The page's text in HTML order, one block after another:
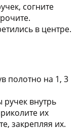
согните
в центре.
полотно на 1, 3
внутрь
их
закрепляя их.